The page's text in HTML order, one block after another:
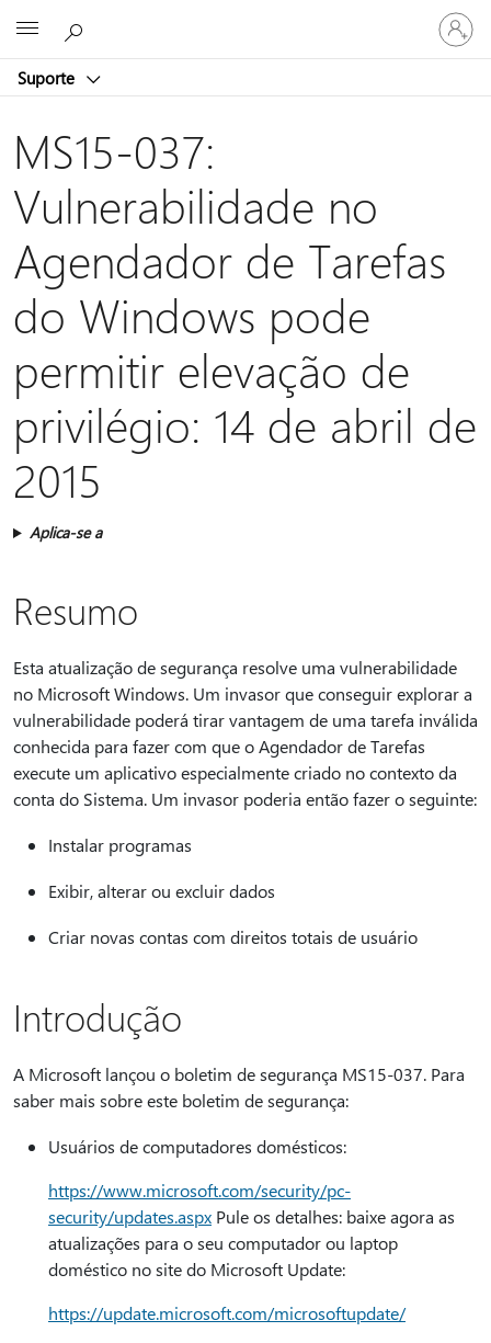
Suporte
Entre
em
sua
MS15-037:
Vulnerabilidade no
Agendador de Tarefas
do Windows pode
permitir elevação de
privilégio: 14 de abril de
2015
Aplica-se a
Resumo
Esta atualização de segurança resolve uma vulnerabilidade
no Microsoft Windows. Um invasor que conseguir explorar a
vulnerabilidade poderá tirar vantagem de uma tarefa inválida
conhecida para fazer com que o Agendador de Tarefas
execute um aplicativo especialmente criado no contexto da
conta do Sistema. Um invasor poderia então fazer o seguinte:
Instalar programas
Exibir, alterar ou excluir dados
Criar novas contas com direitos totais de usuário
Introdução
A Microsoft lançou o boletim de segurança MS15-037. Para
saber mais sobre este boletim de segurança:
Usuários de computadores domésticos:
https://www.microsoft.com/security/pc-
security/updates.aspx Pule os detalhes: baixe agora as
atualizações para o seu computador ou laptop
doméstico no site do Microsoft Update:
https://update.microsoft.com/microsoftupdate/